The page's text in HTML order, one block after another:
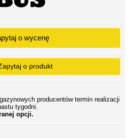
o wycenę
o produkt
producentów termin realizacji
tygodni.
opcji.